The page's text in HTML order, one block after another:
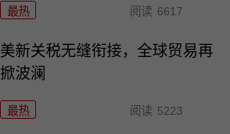
最热 阅读 6617
美新关税无缝衔接，全球贸易再
掀波澜
最热 阅读 5223